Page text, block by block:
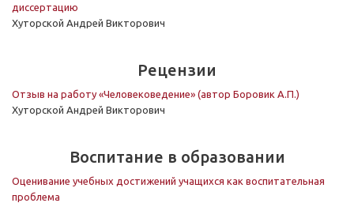
диссертацию
Хуторской Андрей Викторович
Рецензии
Отзыв на работу «Человековедение» (автор Боровик А.П.)
Хуторской Андрей Викторович
Воспитание в образовании
Оценивание учебных достижений учащихся как воспитательная
проблема